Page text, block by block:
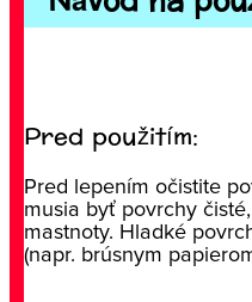
Pred použitím:
Pred lepením očistite
musia byť povrchy
mastnoty. Hladké
(napr. brúsnym